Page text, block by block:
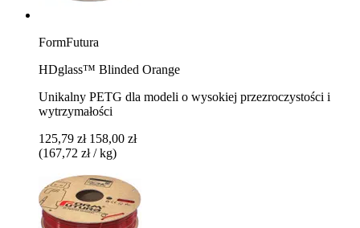
FormFutura
HDglass™ Blinded Orange
Unikalny PETG dla modeli o wysokiej przezroczystości i
wytrzymałości
125,79 zł 158,00 zł
(167,72 zł / kg)